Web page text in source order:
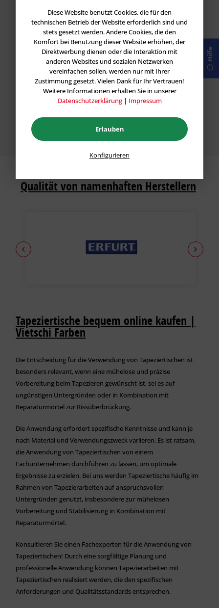
Eine Abholung in unserer Filiale ist natürlich auch
möglich.
Profi Beratung
Fachberatung zur Verfügung per Chat, WhatsApp,
Telefon oder Live vor Ort.
Qualität von namenhaften Herstellern
Tapeziertische bequem online kaufen |
Vietschi Farben
Die Entscheidung für die Verwendung von Tapeziertischen ist
besonders relevant, wenn eine mühelose und präzise
Vorbereitung beim Tapezieren gewünscht ist, sei es auf
ungünstigen Untergründen oder in Kombination mit
Reparaturmörtel zur Rissüberbrückung.
Die Anwendung erfordert spezifische Kenntnisse und kann je
nach Material und Verwendungszweck variieren. Es ist ratsam,
die Anwendung von Tapeziertischen von einem
Fachunternehmen durchführen zu lassen, um optimale
Ergebnisse zu erzielen. Bei uns werden Tapeziertische häufig im
Rahmen von Tapezierarbeiten auf anspruchsvollen
Untergründen genutzt, insbesondere zur mühelosen
Vorbereitung und Stabilisierung in Kombination mit
Reparaturmörtel.
Konsultieren Sie einen Fachexperten für die Anwendung von
Tapeziertischen! Durch eine sorgfältige Planung und
professionelle Anwendung können Tapezierarbeiten mit
Tapeziertischen realisiert werden, die den spezifischen
Anforderungen und Qualitätsstandards entsprechen.
Hilfe
Diese Website benutzt Cookies, die für den
technischen Betrieb der Website erforderlich sind und
stets gesetzt werden. Andere Cookies, die den
Komfort bei Benutzung dieser Website erhöhen, der
Direktwerbung dienen oder die Interaktion mit
anderen Websites und sozialen Netzwerken
vereinfachen sollen, werden nur mit Ihrer
Zustimmung gesetzt. Vielen Dank für Ihr Vertrauen!
Weitere Informationen erhalten Sie in unserer
Datenschutzerklärung| Impressum
Erlauben
Konfigurieren